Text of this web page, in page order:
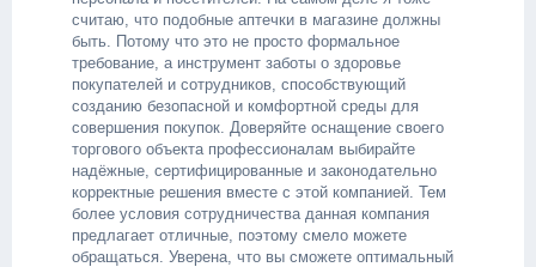
считаю, что подобные аптечки в магазине должны
быть. Потому что это не просто формальное
требование, а инструмент заботы о здоровье
покупателей и сотрудников, способствующий
созданию безопасной и комфортной среды для
совершения покупок. Доверяйте оснащение своего
торгового объекта профессионалам выбирайте
надёжные, сертифицированные и законодательно
корректные решения вместе с этой компанией. Тем
более условия сотрудничества данная компания
предлагает отличные, поэтому смело можете
обращаться. Уверена, что вы сможете оптимальный